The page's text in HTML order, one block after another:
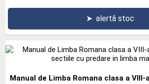
➤ alertă stoc
Manual de Limba Romana clasa a